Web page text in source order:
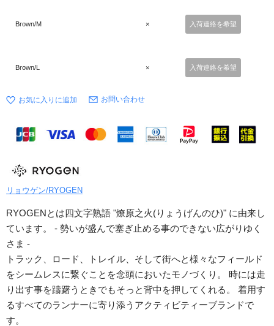
Brown/M × 入荷連絡を希望
Brown/L × 入荷連絡を希望
お問い合わせ
リョウゲン/RYOGEN
RYOGENとは四文字熟語 "燎原之火(りょうげんのひ)" に由来し
ています。 - 勢いが盛んで塞ぎ止める事のできない広がりゆく
さま -
トラック、ロード、トレイル、そして街へと様々なフィールド
をシームレスに繋ぐことを念頭においたモノづくり。 時には走
り出す事を躊躇うときでもそっと背中を押してくれる。 着用す
るすべてのランナーに寄り添うアクティビティーブランドで
す。